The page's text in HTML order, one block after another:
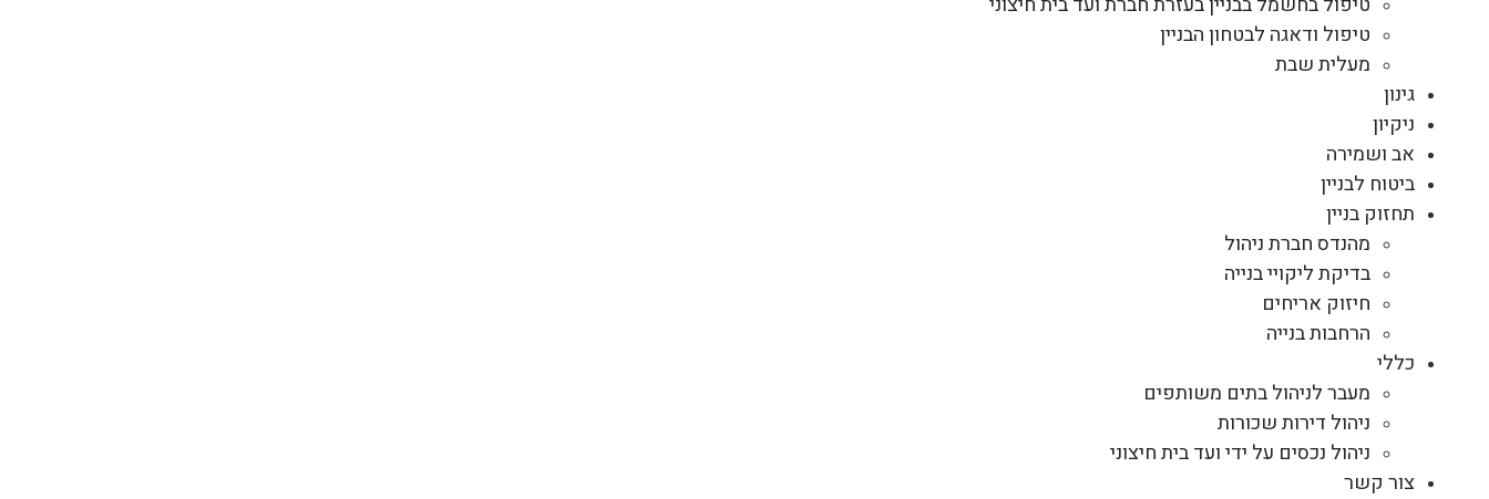
טיפול ודאגה לבטחון הבניין
מעלית שבת
גינון
ניקיון
אב ושמירה
ביטוח לבניין
תחזוק בניין
מהנדס חברת ניהול
בדיקת ליקויי בנייה
חיזוק אריחים
הרחבות בנייה
כללי
מעבר לניהול בתים משותפים
ניהול דירות שכורות
ניהול נכסים על ידי ועד בית חיצוני
צור קשר